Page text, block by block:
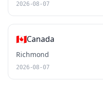
2026-08-07
🇨🇦Canada
Richmond
2026-08-07